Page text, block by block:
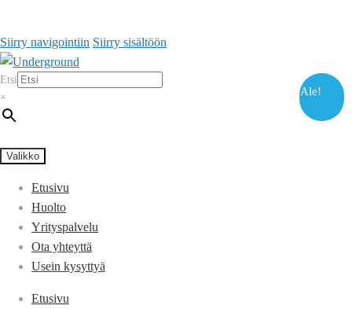
Siirry navigointiin Siirry sisältöön
Etsi
×
Valikko
Etusivu
Huolto
Yrityspalvelu
Ota yhteyttä
Usein kysyttyä
Etusivu
Ale!